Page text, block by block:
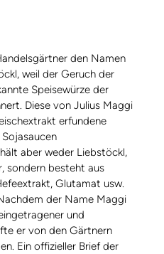
den Namen
weil der Geruch der
Speisewürze der
Diese von Julius Maggi
erfundene
aber weder Liebstöckl,
sondern besteht aus
Glutamat usw.
der Name Maggi
und
er von den Gärtnern
Ein offizieller Brief der